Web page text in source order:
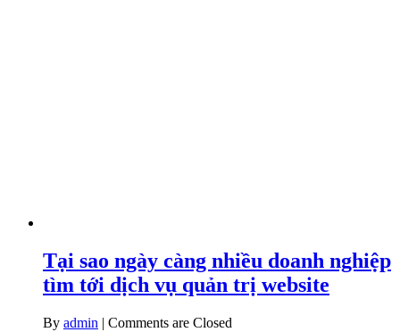
Tại sao ngày càng nhiều doanh nghiệp
tìm tới dịch vụ quản trị website
By admin | Comments are Closed